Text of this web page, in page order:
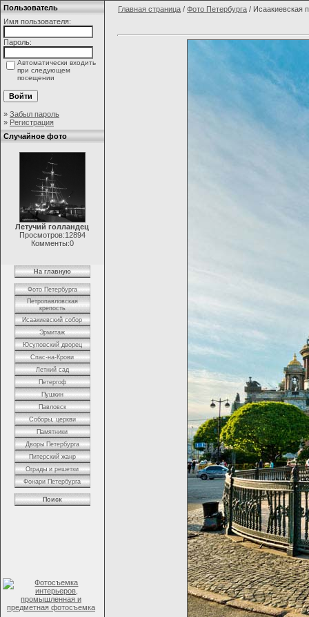
Пользователь
Имя пользователя:
Пароль:
Автоматически входить
при следующем
посещении
» Забыл пароль
» Регистрация
Случайное фото
Летучий голландец
Просмотров:12894
Комменты:0
На главную
Фото Петербурга
Петропавловская
крепость
Исаакиевский собор
Эрмитаж
Юсуповский дворец
Спас-на-Крови
Летний сад
Петергоф
Пушкин
Павловск
Соборы, церкви
Памятники
Дворы Петербурга
Питерский жанр
Ограды и решетки
Фонари Петербурга
Поиск
Главная страница / Фото Петербурга / Исаакиевская